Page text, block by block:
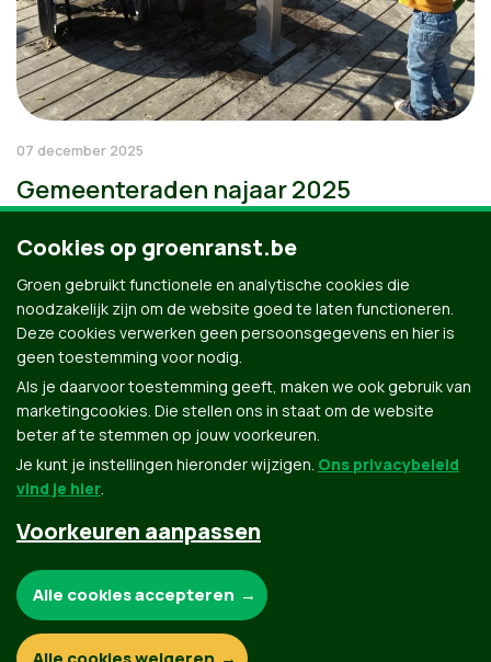
07 december 2025
Gemeenteraden najaar 2025
Groen.be
Contact Privacybeleid
Cookies op groenranst.be
Groen gebruikt functionele en analytische cookies die
noodzakelijk zijn om de website goed te laten functioneren.
Deze cookies verwerken geen persoonsgegevens en hier is
geen toestemming voor nodig.
Als je daarvoor toestemming geeft, maken we ook gebruik van
marketingcookies. Die stellen ons in staat om de website
beter af te stemmen op jouw voorkeuren.
Je kunt je instellingen hieronder wijzigen. Ons privacybeleid
vind je hier.
Voorkeuren aanpassen
Functionele en analytische cookies:
Alle cookies accepteren